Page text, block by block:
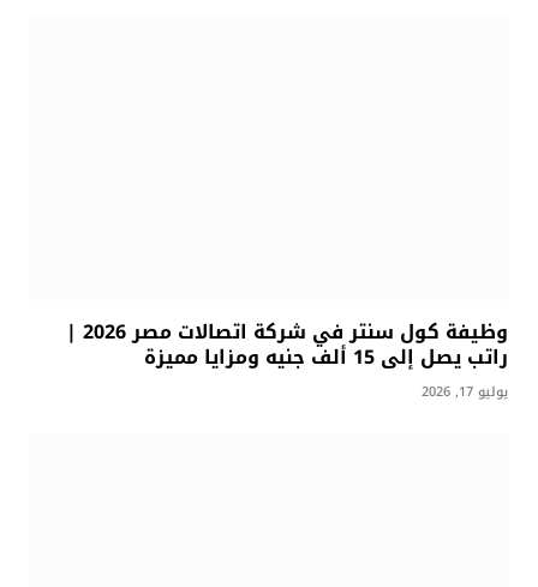
وظيفة كول سنتر في شركة اتصالات مصر 2026 |
راتب يصل إلى 15 ألف جنيه ومزايا مميزة
يوليو 17, 2026